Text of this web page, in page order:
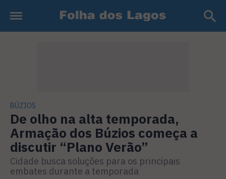
BÚZIOS
De olho na alta temporada,
Armação dos Búzios começa a
discutir “Plano Verão”
Cidade busca soluções para os principais
embates durante a temporada